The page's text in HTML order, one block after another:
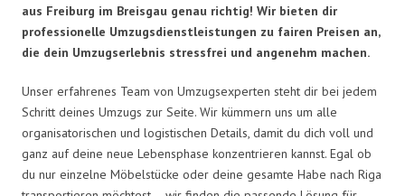
aus Freiburg im Breisgau genau richtig! Wir bieten dir
professionelle Umzugsdienstleistungen zu fairen Preisen an,
die dein Umzugserlebnis stressfrei und angenehm machen.
Unser erfahrenes Team von Umzugsexperten steht dir bei jedem
Schritt deines Umzugs zur Seite. Wir kümmern uns um alle
organisatorischen und logistischen Details, damit du dich voll und
ganz auf deine neue Lebensphase konzentrieren kannst. Egal ob
du nur einzelne Möbelstücke oder deine gesamte Habe nach Riga